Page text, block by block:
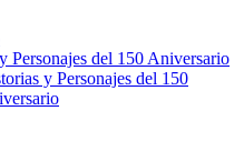
Personajes del 150 Aniversario
y Personajes del 150